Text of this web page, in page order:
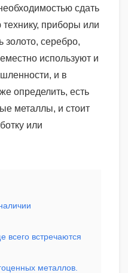
сдать
приборы или
серебро,
используют и
и в
определить, есть
металлы, и стоит
или
всего встречаются
металлов.